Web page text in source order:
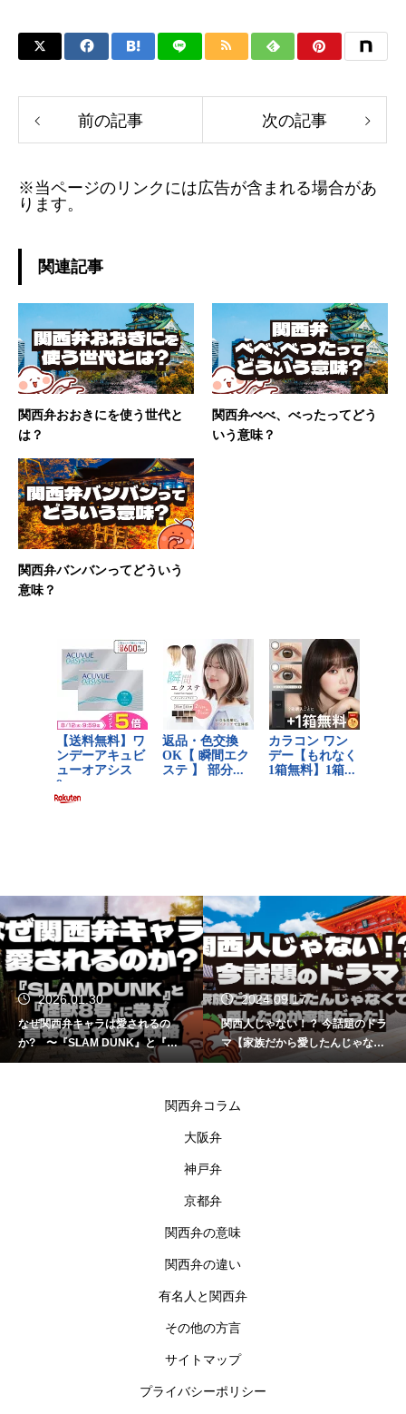
前の記事 次の記事
※当ページのリンクには広告が含まれる場合があ
ります。
関連記事
関西弁おおきにを使う世代と
は？
関西弁べべ、べったってどう
いう意味？
関西弁バンバンってどういう
意味？
2024.09.17
関西人じゃない！？ 今話題のドラ
マ【家族だから愛したんじゃなく
て、愛したのが家族だった】
2024.09.09
岡田准一さんが関西弁を話さなく
なった理由はなぜ？
関西弁コラム
大阪弁
神戸弁
京都弁
関西弁の意味
関西弁の違い
有名人と関西弁
その他の方言
サイトマップ
プライバシーポリシー